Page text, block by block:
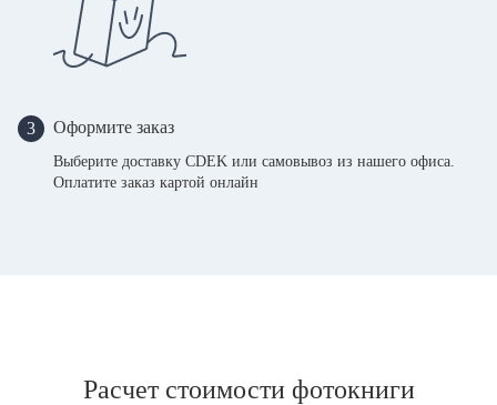
3 Оформите заказ
Выберите доставку CDEK или самовывоз из нашего офиса.
Оплатите заказ картой онлайн
Расчет стоимости фотокниги